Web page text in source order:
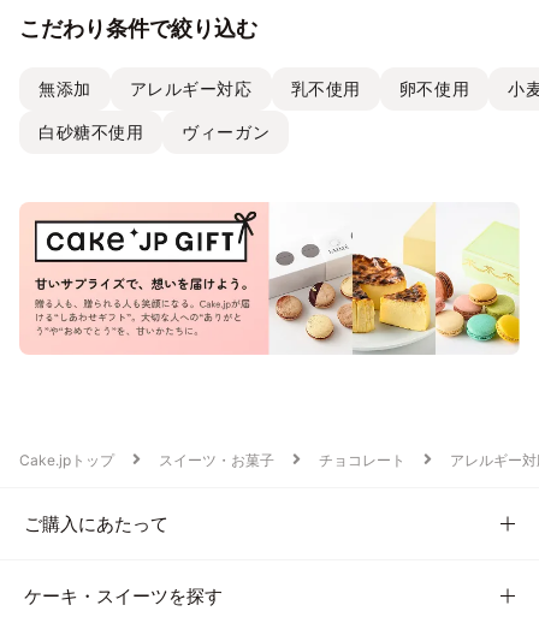
こだわり条件で絞り込む
無添加 アレルギー対応 乳不使用 卵不使用 小
白砂糖不使用 ヴィーガン
Cake.jpトップ スイーツ・お菓子 チョコレート アレルギー
ご購入にあたって
ケーキ・スイーツを探す